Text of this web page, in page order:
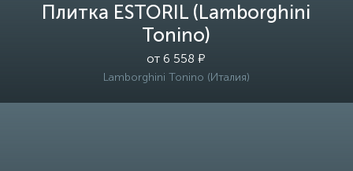
Плитка ESTORIL (Lamborghini
Tonino)
от 6 558 ₽
Lamborghini Tonino (Италия)